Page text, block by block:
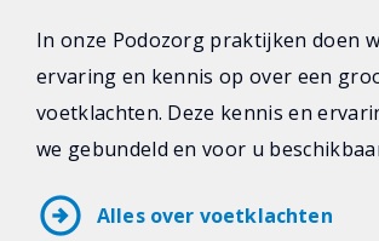
In onze Podozorg praktijken doen
ervaring en kennis op over een
voetklachten. Deze kennis en
we gebundeld en voor u
arrow_circle_right Alles over voetklachten